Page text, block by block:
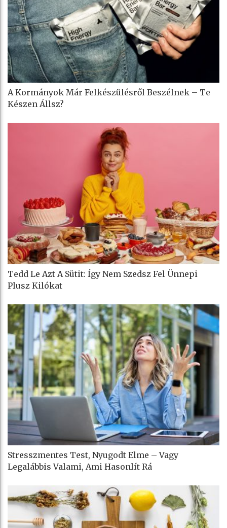
A Kormányok Már Felkészülésről Beszélnek – Te
Készen Állsz?
Tedd Le Azt A Sütit: Így Nem Szedsz Fel Ünnepi
Plusz Kilókat
Stresszmentes Test, Nyugodt Elme – Vagy
Legalábbis Valami, Ami Hasonlít Rá